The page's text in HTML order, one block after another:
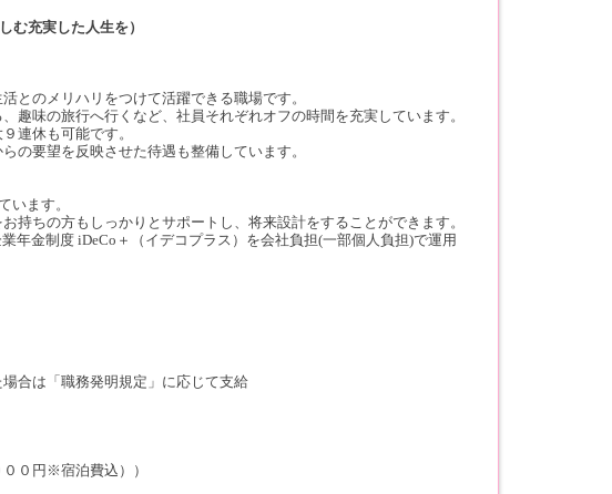
む充実した人生を）
とのメリハリをつけて活躍できる職場です。
趣味の旅行へ行くなど、社員それぞれオフの時間を充実しています。
連休も可能です。
の要望を反映させた待遇も整備しています。
います。
持ちの方もしっかりとサポートし、将来設計をすることができます。
年金制度 iDeCo＋（イデコプラス）を会社負担(一部個人負担)で運用
合は「職務発明規定」に応じて支給
０円※宿泊費込））